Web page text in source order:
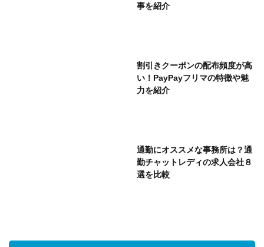
事を紹介
割引きクーポンの配布頻度が高
い！PayPayフリマの特徴や魅
力を紹介
通勤にオススメな事務所は？通
勤チャットレディの求人会社８
選を比較